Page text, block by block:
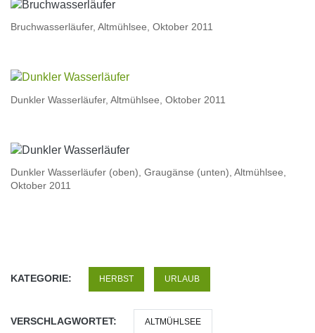
Bruchwasserläufer, Altmühlsee, Oktober 2011
Dunkler Wasserläufer, Altmühlsee, Oktober 2011
Dunkler Wasserläufer (oben), Graugänse (unten), Altmühlsee,
Oktober 2011
KATEGORIE: HERBST URLAUB
VERSCHLAGWORTET: ALTMÜHLSEE